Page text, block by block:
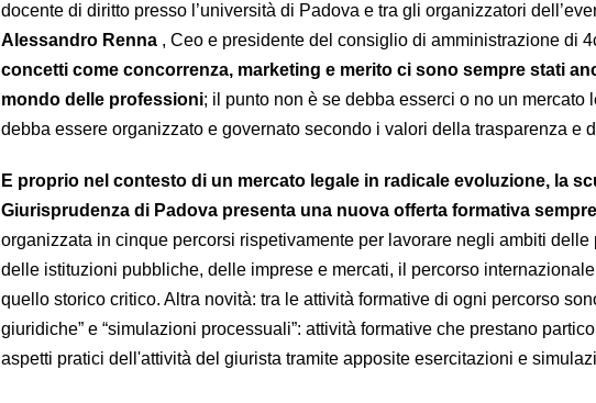
docente di diritto presso l’università di Padova e tra gli organizzatori
Alessandro Renna , Ceo e presidente del consiglio di amministrazione di
concetti come concorrenza, marketing e merito ci sono sempre stati
mondo delle professioni; il punto non è se debba esserci o no un mercato
debba essere organizzato e governato secondo i valori della trasparenza e
E proprio nel contesto di un mercato legale in radicale evoluzione, la
Giurisprudenza di Padova presenta una nuova offerta formativa
organizzata in cinque percorsi rispetivamente per lavorare negli ambiti delle
delle istituzioni pubbliche, delle imprese e mercati, il percorso
quello storico critico. Altra novità: tra le attività formative di ogni percorso
giuridiche” e “simulazioni processuali”: attività formative che prestano
aspetti pratici dell'attività del giurista tramite apposite esercitazioni e